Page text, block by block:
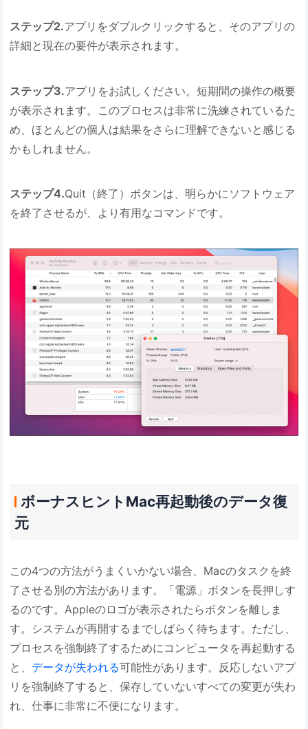
ステップ2.アプリをダブルクリックすると、そのアプリの
詳細と現在の要件が表示されます。
ステップ3.アプリをお試しください。短期間の操作の概要
が表示されます。このプロセスは非常に洗練されているた
め、ほとんどの個人は結果をさらに理解できないと感じる
かもしれません。
ステップ4.Quit（終了）ボタンは、明らかにソフトウェア
を終了させるが、より有用なコマンドです。
ボーナスヒントMac再起動後のデータ復
元
この4つの方法がうまくいかない場合、Macのタスクを終
了させる別の方法があります。「電源」ボタンを長押しす
るのです。Appleのロゴが表示されたらボタンを離しま
す。システムが再開するまでしばらく待ちます。ただし、
プロセスを強制終了するためにコンピュータを再起動する
と、 データが失われる可能性があります。反応しないアプ
リを強制終了すると、保存していないすべての変更が失わ
れ、仕事に非常に不便になります。